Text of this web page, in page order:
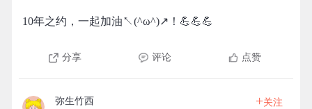
10年之约，一起加油↖(^ω^)↗！💪💪💪
分享 评论 点赞
弥生竹西 +关注